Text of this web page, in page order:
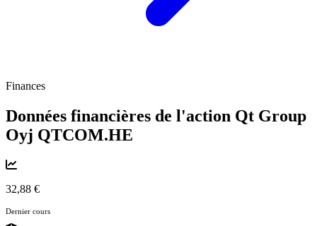
Finances
Données financières de l'action Qt Group
Oyj QTCOM.HE
32,88 €
Dernier cours